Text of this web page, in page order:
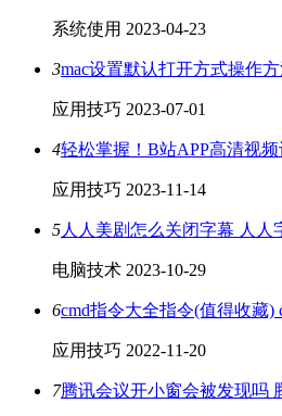
系统使用 2023-04-23
3mac设置默认打开方式操作
应用技巧 2023-07-01
4轻松掌握！B站APP高清视
应用技巧 2023-11-14
5人人美剧怎么关闭字幕 人人
电脑技术 2023-10-29
6cmd指令大全指令(值得收藏)
应用技巧 2022-11-20
7腾讯会议开小窗会被发现吗